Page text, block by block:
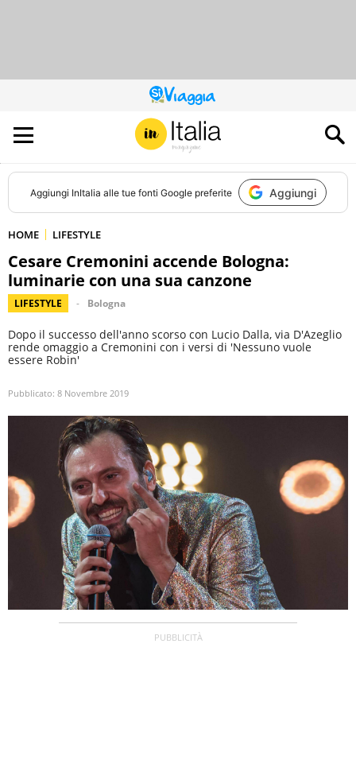
QUESTO
SITO
CONTRIBUISCE
ALL’AUDIENCE
DI
Aggiungi InItalia alle tue fonti Google preferite Aggiungi
HOME LIFESTYLE
Cesare Cremonini accende Bologna:
luminarie con una sua canzone
LIFESTYLE Bologna
Dopo il successo dell'anno scorso con Lucio Dalla, via D'Azeglio
rende omaggio a Cremonini con i versi di 'Nessuno vuole
essere Robin'
Pubblicato: 8 Novembre 2019